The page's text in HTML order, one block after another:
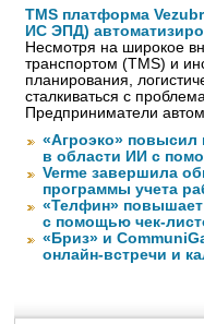
TMS платформа
ИС ЭПД)
Несмотря на широкое
транспортом (TMS) и
планирования,
сталкиваться с
Предприниматели
«Агроэко» повысил
в области ИИ с
Verme завершила
программы учета
«Телфин» повышает
с помощью чек-
«Бриз» и
онлайн-встречи и